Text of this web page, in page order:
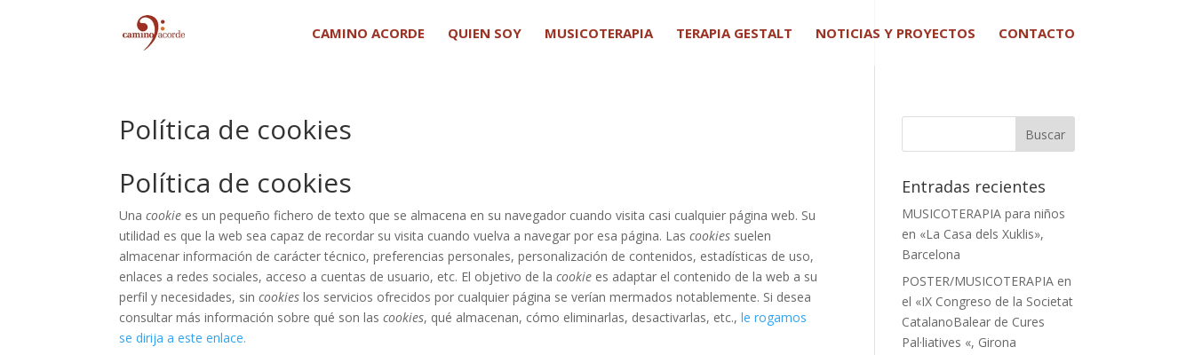
CAMINO ACORDE QUIEN SOY MUSICOTERAPIA TERAPIA GESTALT NOTICIAS Y PROYECTOS CONTACTO
Política de cookies
Política de cookies
Unacookie es un pequeño fichero de texto que se almacena en su navegador cuando visita casi cualquier página web. Su
utilidad es que la web sea capaz de recordar su visita cuando vuelva a navegar por esa página. Lascookies suelen
almacenar información de carácter técnico, preferencias personales, personalización de contenidos, estadísticas de uso,
enlaces a redes sociales, acceso a cuentas de usuario, etc. El objetivo de lacookie es adaptar el contenido de la web a su
perfil y necesidades, sincookies los servicios ofrecidos por cualquier página se verían mermados notablemente. Si desea
consultar más información sobre qué son lascookies, qué almacenan, cómo eliminarlas, desactivarlas, etc.,le rogamos
se dirija a este enlace.
Entradas recientes
MUSICOTERAPIA para niños
en «La Casa dels Xuklis»,
Barcelona
POSTER/MUSICOTERAPIA en
el «IX Congreso de la Societat
CatalanoBalear de Cures
Pal·liatives «, Girona